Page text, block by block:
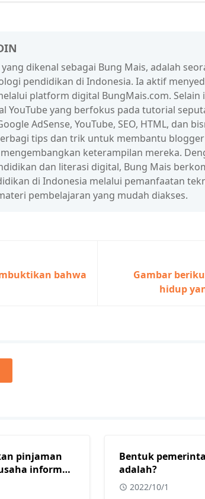
dikenal sebagai Bung Mais, adalah
pendidikan di Indonesia. Ia aktif
platform digital BungMais.com. Selain
YouTube yang berfokus pada tutorial
AdSense, YouTube, SEO, HTML, dan
tips dan trik untuk membantu
keterampilan mereka.
dan literasi digital, Bung Mais
di Indonesia melalui pemanfaatan
pembelajaran yang mudah diakses.
bahwa
Gambar
hidup
pinjaman
informal
warga
Bentuk
adalah?
2022/10/1